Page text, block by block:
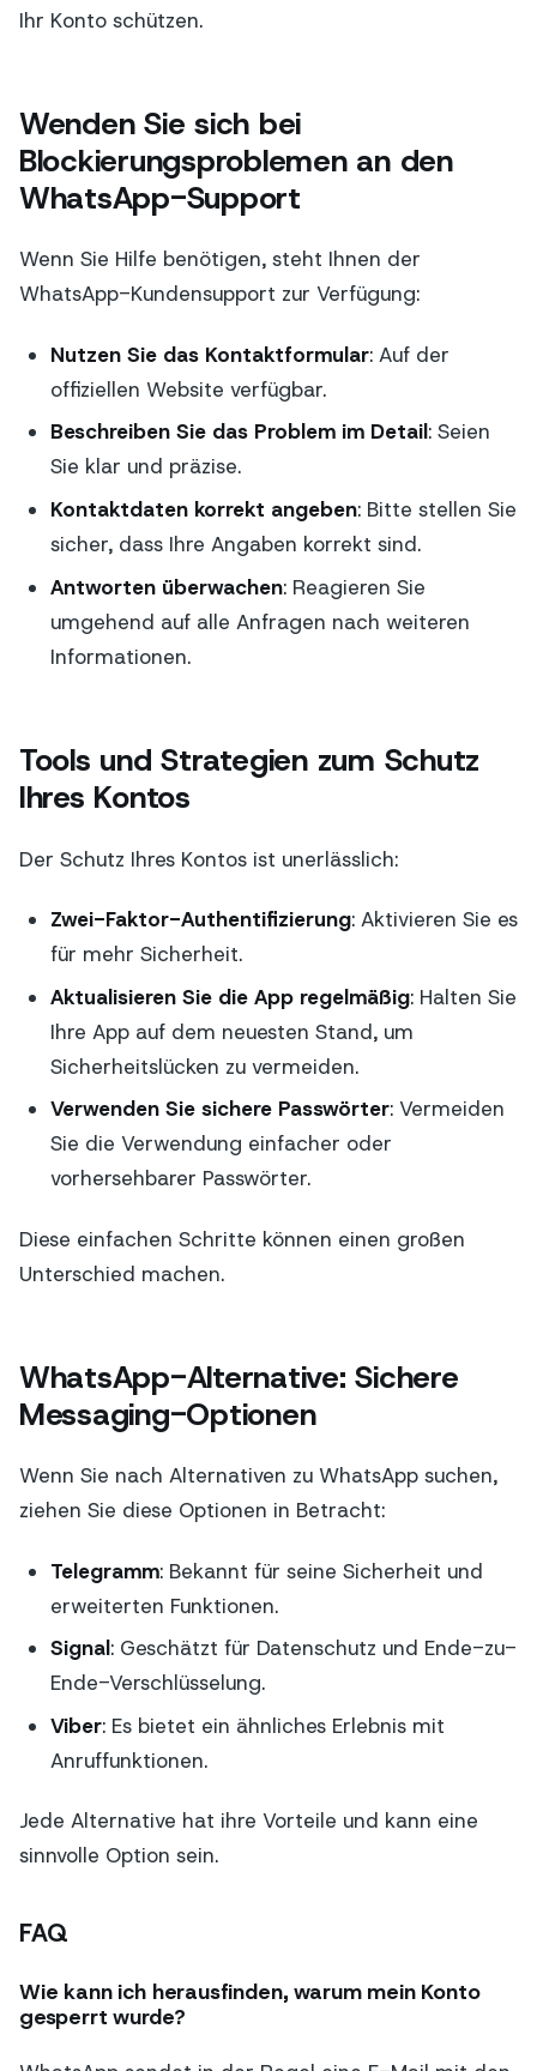
Ihr Konto schützen.
Wenden Sie sich bei
Blockierungsproblemen an den
WhatsApp-Support
Wenn Sie Hilfe benötigen, steht Ihnen der
WhatsApp-Kundensupport zur Verfügung:
Nutzen Sie das Kontaktformular: Auf der
offiziellen Website verfügbar.
Beschreiben Sie das Problem im Detail: Seien
Sie klar und präzise.
Kontaktdaten korrekt angeben: Bitte stellen Sie
sicher, dass Ihre Angaben korrekt sind.
Antworten überwachen: Reagieren Sie
umgehend auf alle Anfragen nach weiteren
Informationen.
Tools und Strategien zum Schutz
Ihres Kontos
Der Schutz Ihres Kontos ist unerlässlich:
Zwei-Faktor-Authentifizierung: Aktivieren Sie es
für mehr Sicherheit.
Aktualisieren Sie die App regelmäßig: Halten Sie
Ihre App auf dem neuesten Stand, um
Sicherheitslücken zu vermeiden.
Verwenden Sie sichere Passwörter: Vermeiden
Sie die Verwendung einfacher oder
vorhersehbarer Passwörter.
Diese einfachen Schritte können einen großen
Unterschied machen.
WhatsApp-Alternative: Sichere
Messaging-Optionen
Wenn Sie nach Alternativen zu WhatsApp suchen,
ziehen Sie diese Optionen in Betracht:
Telegramm: Bekannt für seine Sicherheit und
erweiterten Funktionen.
Signal: Geschätzt für Datenschutz und Ende-zu-
Ende-Verschlüsselung.
Viber: Es bietet ein ähnliches Erlebnis mit
Anruffunktionen.
Jede Alternative hat ihre Vorteile und kann eine
sinnvolle Option sein.
FAQ
Wie kann ich herausfinden, warum mein Konto
gesperrt wurde?